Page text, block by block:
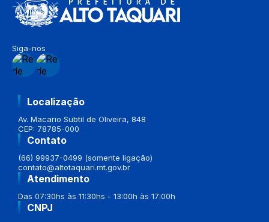
Siga-nos
Localização
Av. Macario Subtil de Oliveira, 848
CEP: 78785-000
Contato
(66) 99937-0499 (somente ligação)
contato@altotaquari.mt.gov.br
Atendimento
Das 07:30hs às 11:30hs - 13:00h às 17:00h
CNPJ